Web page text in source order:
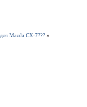
Mazda CX-7??? »